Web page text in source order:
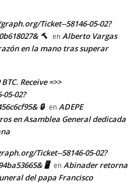
Ticket--58146-05-02?
🔨 en Alberto Vargas
en la mano tras superar
Receive =>>
02?
🔒 en ADEPE
en Asamblea General dedicada
Ticket--58146-05-02?
🖥 en Abinader retorna
del papa Francisco